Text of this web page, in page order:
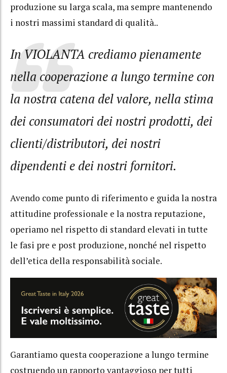
produzione su larga scala, ma sempre mantenendo
i nostri massimi standard di qualità..
In VIOLANTA crediamo pienamente
nella cooperazione a lungo termine con
la nostra catena del valore, nella stima
dei consumatori dei nostri prodotti, dei
clienti/distributori, dei nostri
dipendenti e dei nostri fornitori.
Avendo come punto di riferimento e guida la nostra
attitudine professionale e la nostra reputazione,
operiamo nel rispetto di standard elevati in tutte
le fasi pre e post produzione, nonché nel rispetto
dell’etica della responsabilità sociale.
Garantiamo questa cooperazione a lungo termine
costruendo un rapporto vantaggioso per tutti